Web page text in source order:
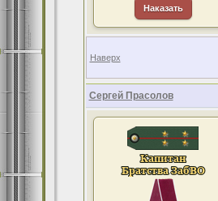
Наказать
Наверх
Сергей Прасолов